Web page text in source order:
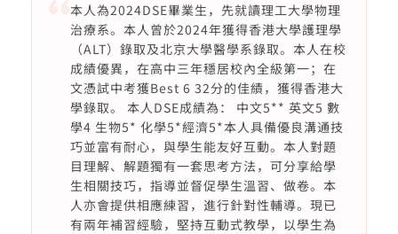
本人為2024DSE畢業生，先就讀理工大學物理
治療系。本人曾於2024年獲得香港大學護理學
（ALT）錄取及北京大學醫學系錄取。本人在校
成績優異，在高中三年穩居校內全級第一；在
文憑試中考獲Best 6 32分的佳績，獲得香港大
學錄取。 本人DSE成績為： 中文5** 英文5 數
學4 生物5* 化學5*經濟5*本人具備優良溝通技
巧並富有耐心，與學生能友好互動。本人對題
目理解、解題獨有一套思考方法，可分享給學
生相關技巧，指導並督促學生溫習、做卷。本
人亦會提供相應練習，進行針對性輔導。現已
有兩年補習經驗，堅持互動式教學，以學生為